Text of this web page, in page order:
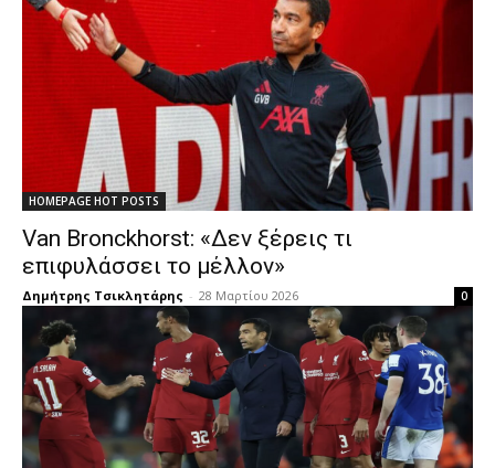
HOMEPAGE HOT POSTS
Van Bronckhorst: «Δεν ξέρεις τι
επιφυλάσσει το μέλλον»
Δημήτρης Τσικλητάρης - 28 Μαρτίου 2026 0